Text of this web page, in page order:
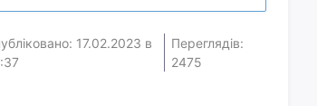
17.02.2023 в
Переглядів:
2475